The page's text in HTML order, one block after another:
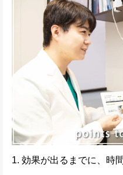
1. 効果が出るまでに、時